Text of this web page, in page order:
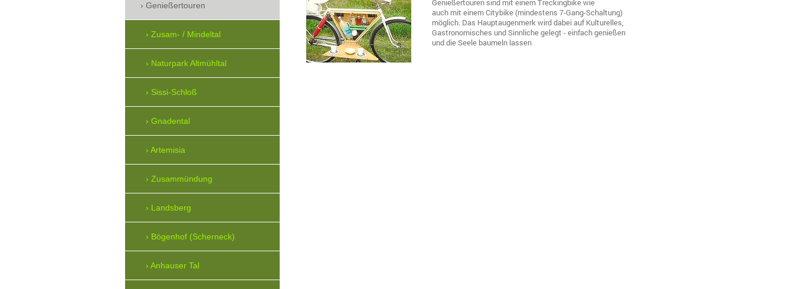
Genießertouren sind mit einem Treckingbike wie
auch mit einem Citybike (mindestens 7-Gang-Schaltung)
möglich. Das Hauptaugenmerk wird dabei auf Kulturelles,
Gastronomisches und Sinnliche gelegt - einfach genießen
und die Seele baumeln lassen
Genießertouren
Zusam- / Mindeltal
Naturpark Altmühltal
Sissi-Schloß
Gnadental
Artemisia
Zusammündung
Landsberg
Bögenhof (Scherneck)
Anhauser Tal